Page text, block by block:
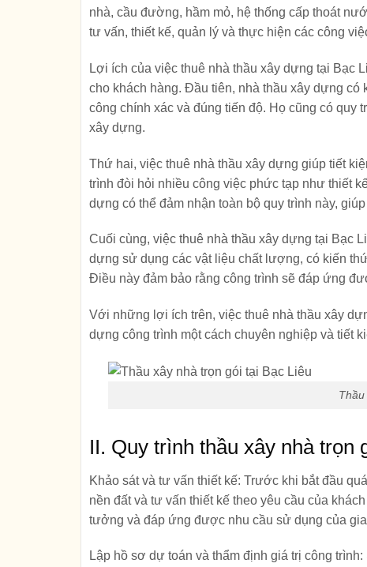
nhà, cầu đường, hầm mỏ, hệ thống cấp thoát
tư vấn, thiết kế, quản lý và thực hiện các công
Lợi ích của việc thuê nhà thầu xây dựng tại Bạc
cho khách hàng. Đầu tiên, nhà thầu xây dựng
công chính xác và đúng tiến độ. Họ cũng có quy
xây dựng.
Thứ hai, việc thuê nhà thầu xây dựng giúp tiết
trình đòi hỏi nhiều công việc phức tạp như thiết
dựng có thể đảm nhận toàn bộ quy trình này,
Cuối cùng, việc thuê nhà thầu xây dựng tại Bạc
dựng sử dụng các vật liệu chất lượng, có kiến
Điều này đảm bảo rằng công trình sẽ đáp ứng
Với những lợi ích trên, việc thuê nhà thầu xây
dựng công trình một cách chuyên nghiệp và tiết
II. Quy trình thầu xây nhà trọn
Khảo sát và tư vấn thiết kế: Trước khi bắt đầu
nền đất và tư vấn thiết kế theo yêu cầu của
tưởng và đáp ứng được nhu cầu sử dụng của
Lập hồ sơ dự toán và thẩm định giá trị công trình: